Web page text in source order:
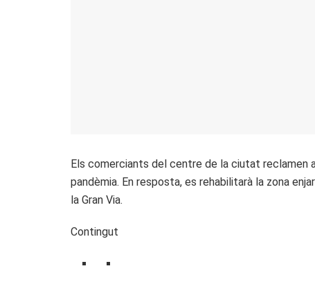
Els comerciants del centre de la ciutat reclamen
pandèmia. En resposta, es rehabilitarà la zona
la Gran Via.
Contingut